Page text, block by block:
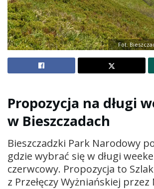
Fot.
Propozycja na długi
w Bieszczadach
Bieszczadzki Park Narodowy
gdzie wybrać się w długi
czerwcowy. Propozycja to
z Przełęczy Wyżniańskiej przez